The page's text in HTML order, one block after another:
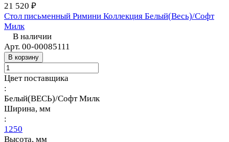
21 520 ₽
Стол письменный Римини Коллекция Белый(Весь)/Софт
Милк
В наличии
Арт. 00-00085111
В корзину
Цвет поставщика
:
Белый(ВЕСЬ)/Софт Милк
Ширина, мм
:
1250
Высота, мм